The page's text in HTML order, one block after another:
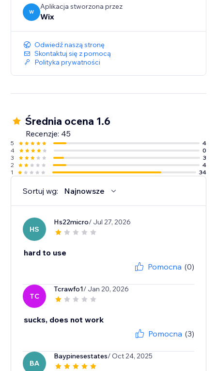
W
Aplikacja stworzona przez
Wix
Odwiedź naszą stronę
Skontaktuj się z pomocą
Polityka prywatności
Średnia ocena 1.6
Recenzje: 45
5
4
4
0
3
3
2
4
1
34
Sortuj wg: Najnowsze
HS
Hs22micro/ Jul 27, 2026
hard to use
Pomocna (0)
TC
Tcrawfo1/ Jan 20, 2026
sucks, does not work
Pomocna (3)
BA
Baypinesestates/ Oct 24, 2025